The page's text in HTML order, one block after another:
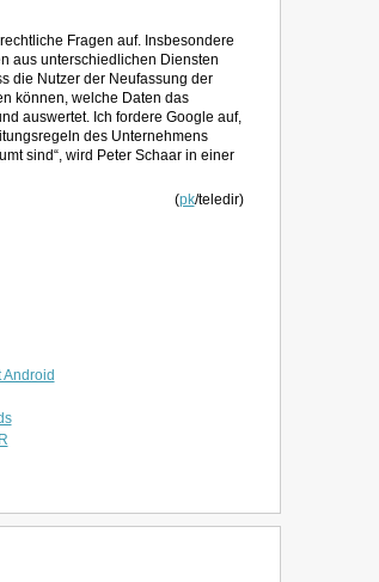
Fragen auf. Insbesondere
aus unterschiedlichen Diensten
die Nutzer der Neufassung der
können, welche Daten das
auswertet. Ich fordere Google auf,
des Unternehmens
sind“, wird Peter Schaar in einer
(pk/teledir)